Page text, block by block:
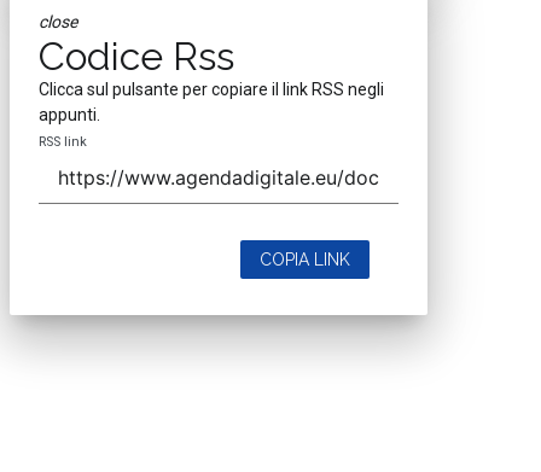
close
Codice Rss
Clicca sul pulsante per copiare il link RSS negli
appunti.
RSS link
COPIA LINK